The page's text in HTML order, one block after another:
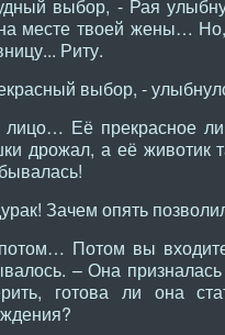
выбор, - Рая
месте твоей жены…
Риту.
выбор, -
Её прекрасное
дрожал, а её животик
Зачем опять
Потом вы входите
– Она
готова ли она